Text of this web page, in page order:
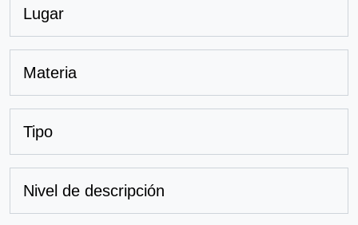
Lugar
Materia
Tipo
Nivel de descripción